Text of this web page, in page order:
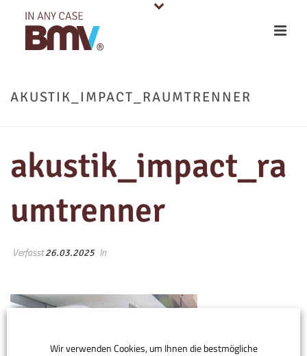
AKUSTIK_IMPACT_RAUMTRENNER
akustik_impact_ra
umtrenner
Verfasst26.03.2025 In
Wir verwenden Cookies, um Ihnen die bestmögliche